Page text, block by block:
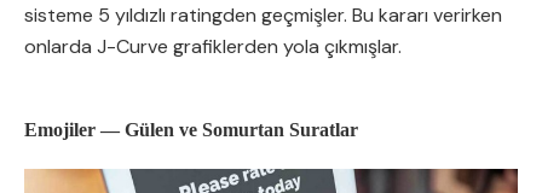
sisteme 5 yıldızlı ratingden geçmişler. Bu kararı verirken
onlarda J-Curve grafiklerden yola çıkmışlar.
Emojiler — Gülen ve Somurtan Suratlar